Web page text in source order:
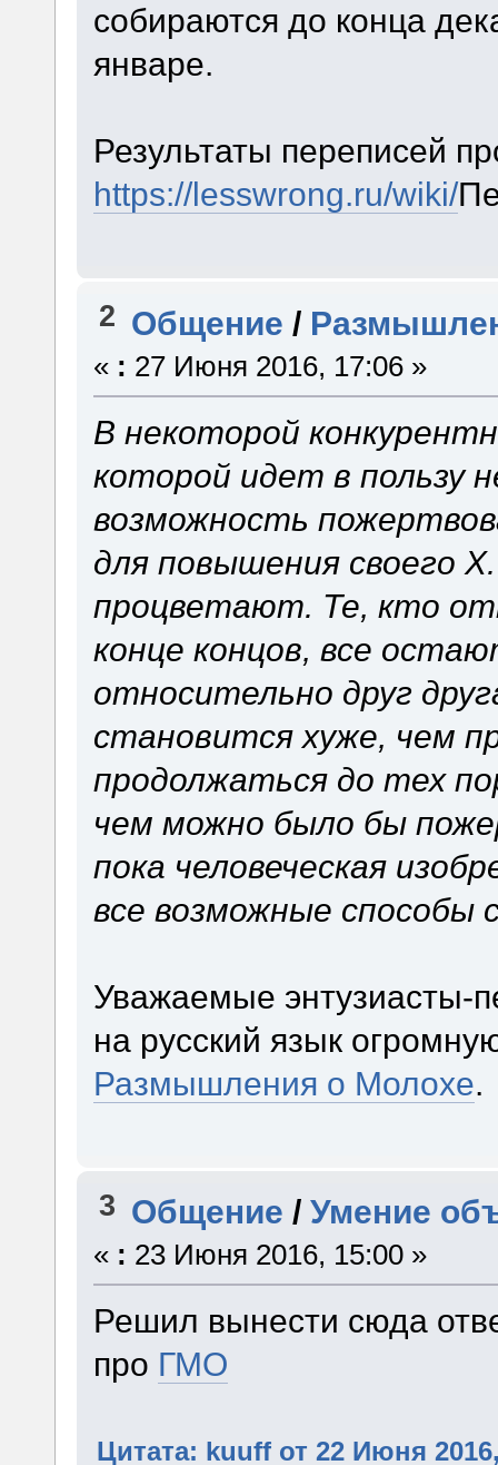
собираются до конца
январе.
Результаты переписей
https://lesswrong.ru/wiki/
2 Общение /
« : 27 Июня 2016, 17:06 »
В некоторой
которой идет в пользу
возможность
для повышения своего
процветают. Те, кто
конце концов, все
относительно друг
становится хуже, чем
продолжаться до тех
чем можно было бы
пока человеческая
все возможные способы
Уважаемые энтузиасты-
на русский язык
Размышления о Молохе.
3 Общение /Умение
« : 23 Июня 2016, 15:00 »
Решил вынести сюда
про ГМО
Цитата: kuuff от 22 Июня